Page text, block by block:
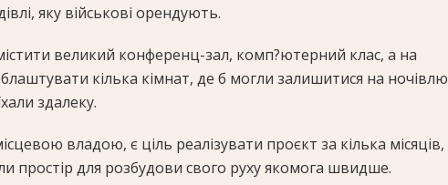
яку військові орендують.
великий конференц-зал, комп?ютерний клас, а на
кілька кімнат, де б могли залишитися на ночівлю
здалеку.
владою, є ціль реалізувати проєкт за кілька місяців,
простір для розбудови свого руху якомога швидше.